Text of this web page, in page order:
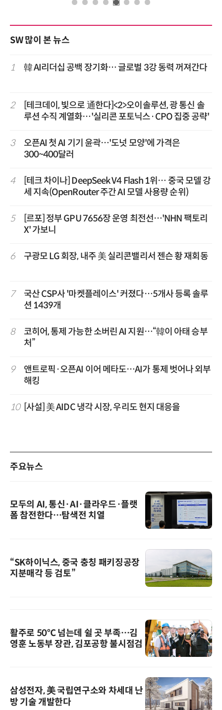
SW 많이 본 뉴스
1 韓 AI리더십 공백 장기화… 글로벌 3강 동력 꺼져간다
2
[테크데이, 빛으로 通한다]<2>오이솔루션, 광 통신 솔
루션 수직 계열화…'실리콘 포토닉스·CPO 집중 공략'
3
오픈AI 첫 AI 기기 윤곽…'도넛 모양'에 가격은
300~400달러
4
[테크 차이나] DeepSeek V4 Flash 1위… 중국 모델 강
세 지속(OpenRouter 주간 AI 모델 사용량 순위)
5
[르포] 정부 GPU 7656장 운영 최전선…'NHN 팩토리
X' 가보니
6 구광모 LG 회장, 내주 美 실리콘밸리서 젠슨 황 재회동
7
국산 CSP사 '마켓플레이스' 커졌다…5개사 등록 솔루
션 1439개
8
코히어, 통제 가능한 소버린 AI 지원…“韓이 아태 승부
처”
9
앤트로픽·오픈AI 이어 메타도…AI가 통제 벗어나 외부
해킹
10 [사설] 美 AIDC 냉각 시장, 우리도 현지 대응을
주요뉴스
모두의 AI, 통신·AI·클라우드·플랫
폼 참전한다…탐색전 치열
“SK하이닉스, 중국 충칭 패키징공장
지분매각 등 검토”
활주로 50℃ 넘는데 쉴 곳 부족…김
영훈 노동부 장관, 김포공항 불시점검
삼성전자, 美 국립연구소와 차세대 난
방 기술 개발한다